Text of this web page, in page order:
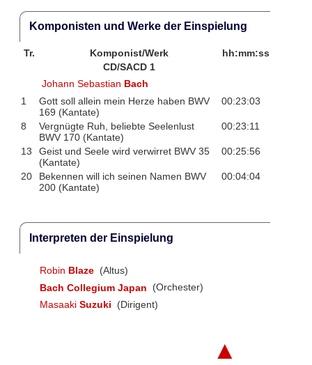
Komponisten und Werke der Einspielung
Tr. Komponist/Werk
hh:mm:ss
CD/SACD 1
Johann Sebastian Bach
1
Gott soll allein mein Herze haben BWV
169 (Kantate)
00:23:03
8
Vergnügte Ruh, beliebte Seelenlust
BWV 170 (Kantate)
00:23:11
13
Geist und Seele wird verwirret BWV 35
(Kantate)
00:25:56
20
Bekennen will ich seinen Namen BWV
200 (Kantate)
00:04:04
Interpreten der Einspielung
Robin Blaze (Altus)
Bach Collegium Japan
(Orchester)
Masaaki Suzuki (Dirigent)
▲